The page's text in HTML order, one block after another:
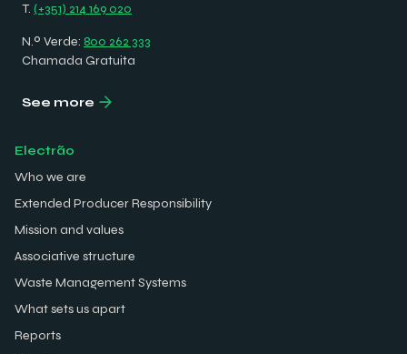
T. (+351) 214 169 020
N.º Verde: 800 262 333
Chamada Gratuita
See more
Electrão
Who we are
Extended Producer Responsibility
Mission and values
Associative structure
Waste Management Systems
What sets us apart
Reports